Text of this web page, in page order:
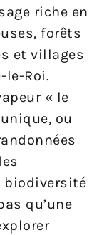
riche en
forêts
et villages
le-Roi.
« le
ou
biodiversité
qu’une